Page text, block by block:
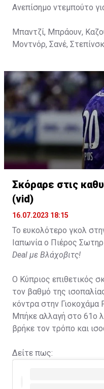
Ανεπίσημο ντεμπούτο
Μπαντζί, Μπράουν,
Μοντνόρ, Σανέ,
Σκόραρε στις
(vid)
16.07.2023 18:15
Το ευκολότερο γκολ
Ιαπωνία ο Πιέρος
Deal με Βλάχοβιτς!
Ο Κύπριος επιθετικός
τον βαθμό της
κόντρα στην Γιοκοχάμα
Μπήκε αλλαγή στο 61ο
βρήκε τον τρόπο και
Δείτε πως: